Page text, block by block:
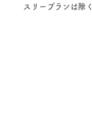
スリープランは除く